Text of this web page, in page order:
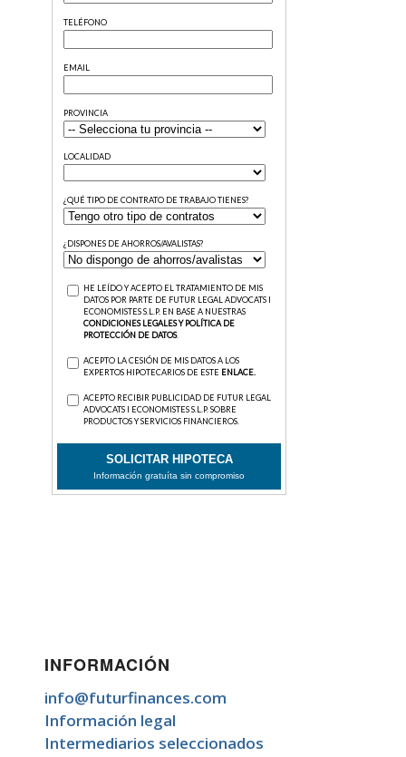
INFORMACIÓN
info@futurfinances.com
Información legal
Intermediarios seleccionados